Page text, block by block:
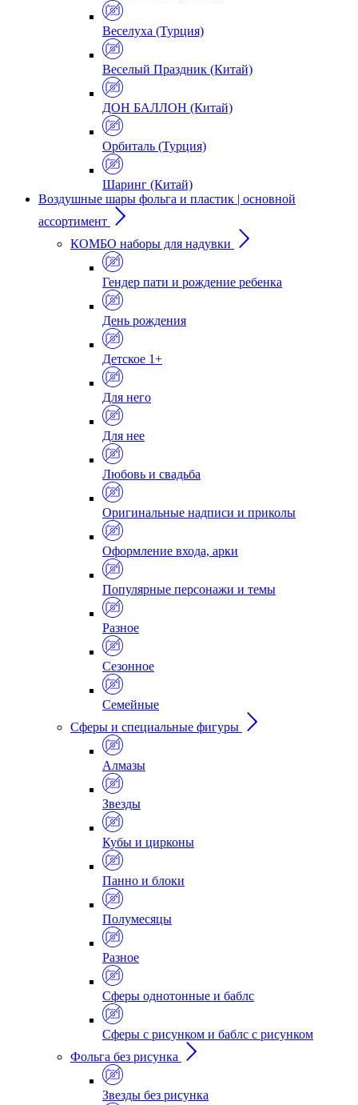
Веселуха (Турция)
Веселый Праздник (Китай)
ДОН БАЛЛОН (Китай)
Орбиталь (Турция)
Шаринг (Китай)
Воздушные шары фольга и пластик | основной
ассортимент
КОМБО наборы для надувки
Гендер пати и рождение ребенка
День рождения
Детское 1+
Для него
Для нее
Любовь и свадьба
Оригинальные надписи и приколы
Оформление входа, арки
Популярные персонажи и темы
Разное
Сезонное
Семейные
Сферы и специальные фигуры
Алмазы
Звезды
Кубы и цирконы
Панно и блоки
Полумесяцы
Разное
Сферы однотонные и баблс
Сферы с рисунком и баблс с рисунком
Фольга без рисунка
Звезды без рисунка